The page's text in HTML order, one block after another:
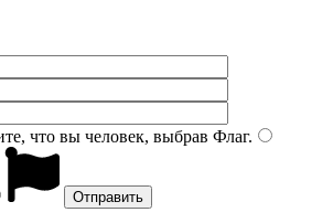
что вы человек, выбрав Флаг.